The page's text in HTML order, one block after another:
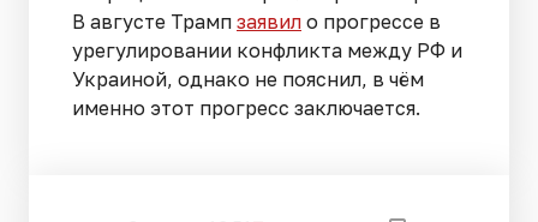
В августе Трамп заявил о прогрессе в
урегулировании конфликта между РФ и
Украиной, однако не пояснил, в чём
именно этот прогресс заключается.